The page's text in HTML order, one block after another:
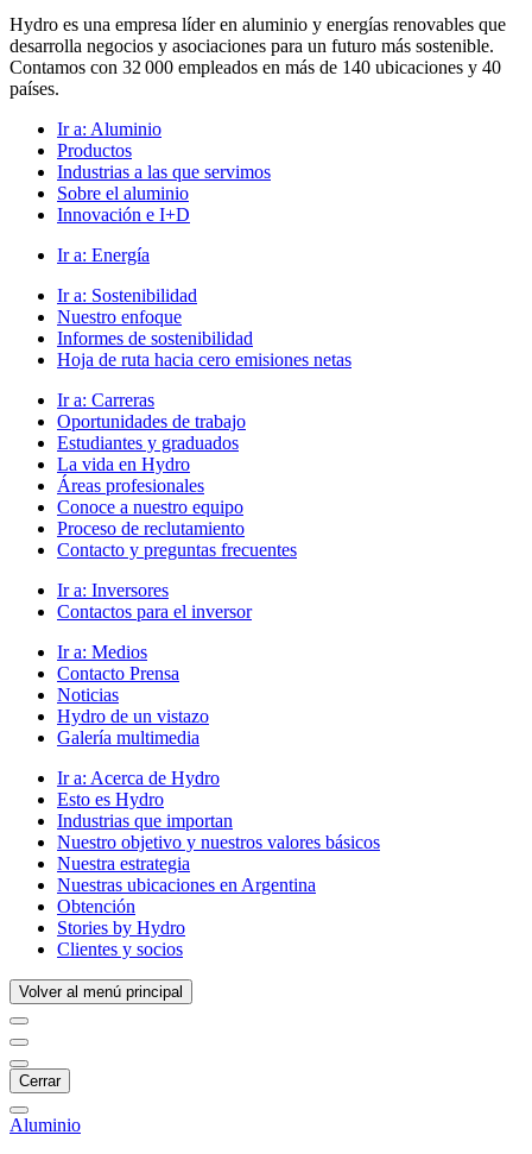
Hydro es una empresa líder en aluminio y energías renovables que
desarrolla negocios y asociaciones para un futuro más sostenible.
Contamos con 32 000 empleados en más de 140 ubicaciones y 40
países.
Ir a: Aluminio
Productos
Industrias a las que servimos
Sobre el aluminio
Innovación e I+D
Ir a: Energía
Ir a: Sostenibilidad
Nuestro enfoque
Informes de sostenibilidad
Hoja de ruta hacia cero emisiones netas
Ir a: Carreras
Oportunidades de trabajo
Estudiantes y graduados
La vida en Hydro
Áreas profesionales
Conoce a nuestro equipo
Proceso de reclutamiento
Contacto y preguntas frecuentes
Ir a: Inversores
Contactos para el inversor
Ir a: Medios
Contacto Prensa
Noticias
Hydro de un vistazo
Galería multimedia
Ir a: Acerca de Hydro
Esto es Hydro
Industrias que importan
Nuestro objetivo y nuestros valores básicos
Nuestra estrategia
Nuestras ubicaciones en Argentina
Obtención
Stories by Hydro
Clientes y socios
Volver al menú principal
Cerrar
Aluminio